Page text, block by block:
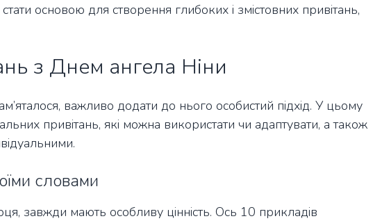
основою для створення глибоких і змістовних привітань,
з Днем ангела Ніни
важливо додати до нього особистий підхід. У цьому
привітань, які можна використати чи адаптувати, а також
словами
завжди мають особливу цінність. Ось 10 прикладів